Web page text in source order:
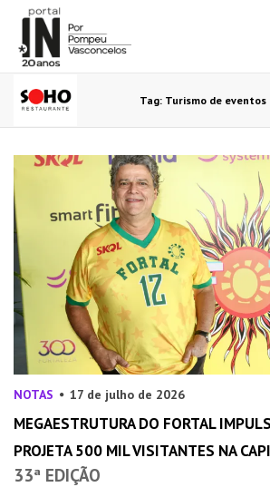
Tag: Turismo de eventos
NOTAS 17 de julho de 2026
MEGAESTRUTURA DO FORTAL
PROJETA 500 MIL VISITANTES NA
33ª EDIÇÃO